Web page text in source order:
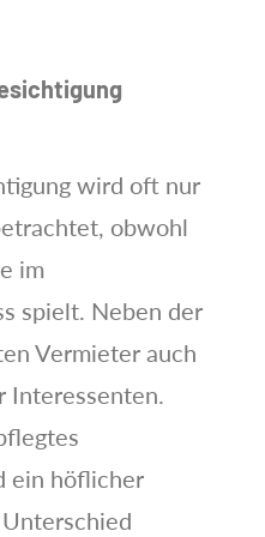
wird oft nur
obwohl
im
spielt. Neben der
Vermieter auch
ein höflicher